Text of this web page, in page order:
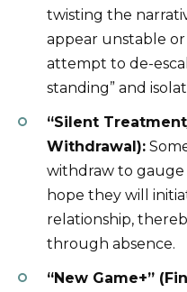
twisting the
appear unstable or
attempt to de-
standing” and
“Silent
Withdrawal):
withdraw to gauge
hope they will
relationship,
through absence.
“New Game+”